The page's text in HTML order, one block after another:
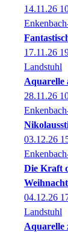
14.11.26
17.11.26
Landstuhl
Aquarelle
28.11.26
03.12.26
Die Kraft
04.12.26
Landstuhl
Aquarelle